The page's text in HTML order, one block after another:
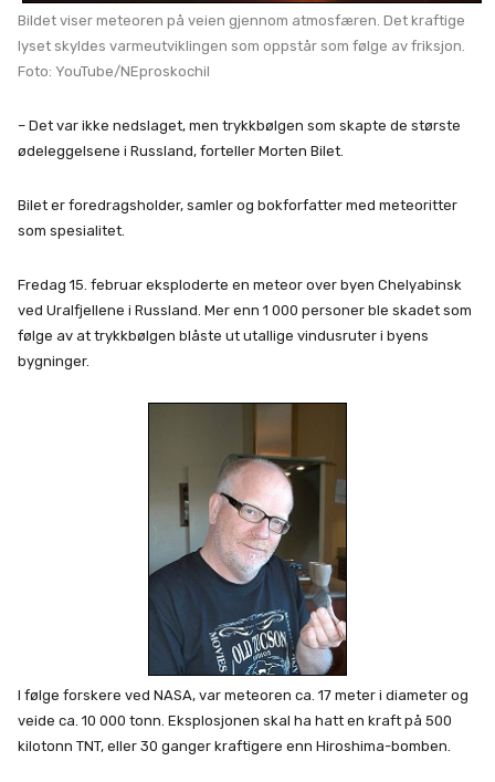
Bildet viser meteoren på veien gjennom atmosfæren. Det kraftige
lyset skyldes varmeutviklingen som oppstår som følge av friksjon.
Foto: YouTube/NEproskochil
– Det var ikke nedslaget, men trykkbølgen som skapte de største
ødeleggelsene i Russland, forteller Morten Bilet.
Bilet er foredragsholder, samler og bokforfatter med meteoritter
som spesialitet.
Fredag 15. februar eksploderte en meteor over byen Chelyabinsk
ved Uralfjellene i Russland. Mer enn 1 000 personer ble skadet som
følge av at trykkbølgen blåste ut utallige vindusruter i byens
bygninger.
I følge forskere ved NASA, var meteoren ca. 17 meter i diameter og
veide ca. 10 000 tonn. Eksplosjonen skal ha hatt en kraft på 500
kilotonn TNT, eller 30 ganger kraftigere enn Hiroshima-bomben.